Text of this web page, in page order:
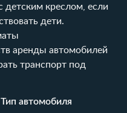
детским креслом, если
дети.
аренды автомобилей
транспорт под
Тип автомобиля